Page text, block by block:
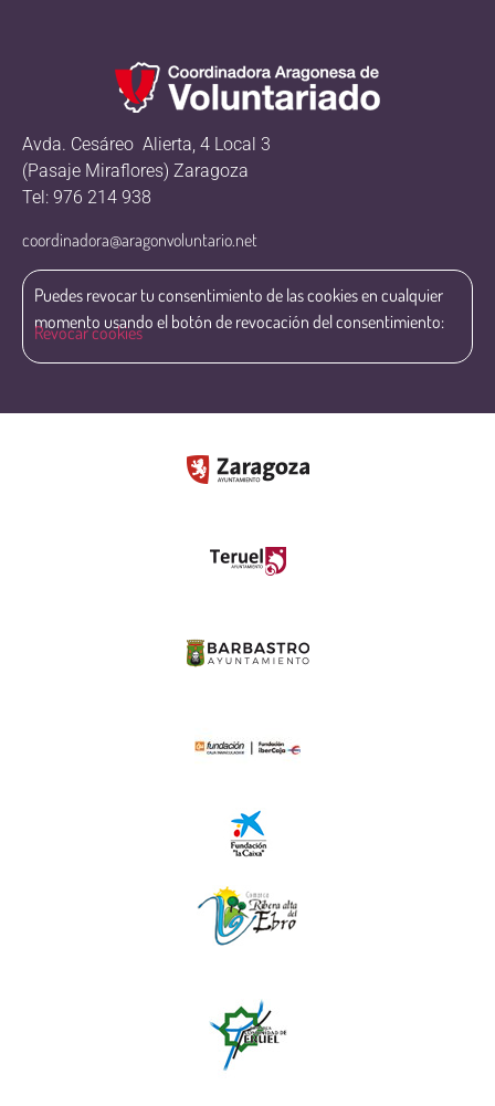
Avda. Cesáreo Alierta, 4 Local 3
(Pasaje Miraflores) Zaragoza
Tel: 976 214 938
coordinadora@aragonvoluntario.net
Puedes revocar tu consentimiento de las cookies en cualquier
momento usando el botón de revocación del consentimiento:
Revocar cookies